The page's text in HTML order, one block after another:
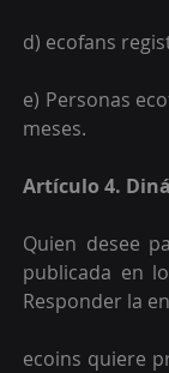
d) ecofans
e) Personas
meses.
Artículo 4.
Quien desee
publicada en
Responder la
ecoins quiere